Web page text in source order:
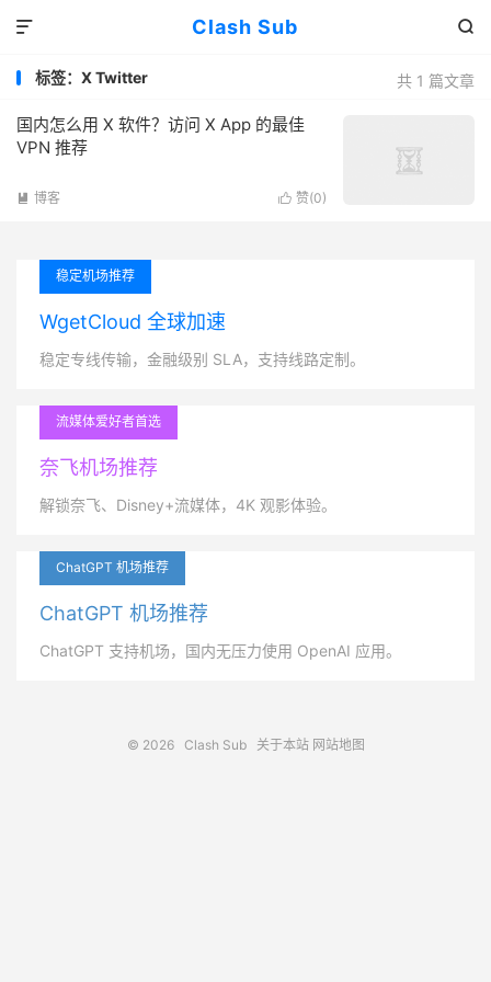
Clash Sub 

共 1 篇文章
标签：X Twitter
国内怎么用 X 软件？访问 X App 的最佳
VPN 推荐
 赞(0)
 博客
稳定机场推荐
WgetCloud 全球加速
稳定专线传输，金融级别 SLA，支持线路定制。
流媒体爱好者首选
奈飞机场推荐
解锁奈飞、Disney+流媒体，4K 观影体验。
ChatGPT 机场推荐
ChatGPT 机场推荐
ChatGPT 支持机场，国内无压力使用 OpenAI 应用。
© 2026 Clash Sub 关于本站 网站地图